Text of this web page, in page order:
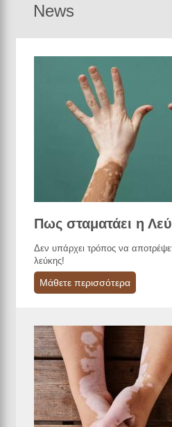
News
Πως σταματάει η
Δεν υπάρχει τρόπος να
λεύκης!
Μάθετε περισσότερα